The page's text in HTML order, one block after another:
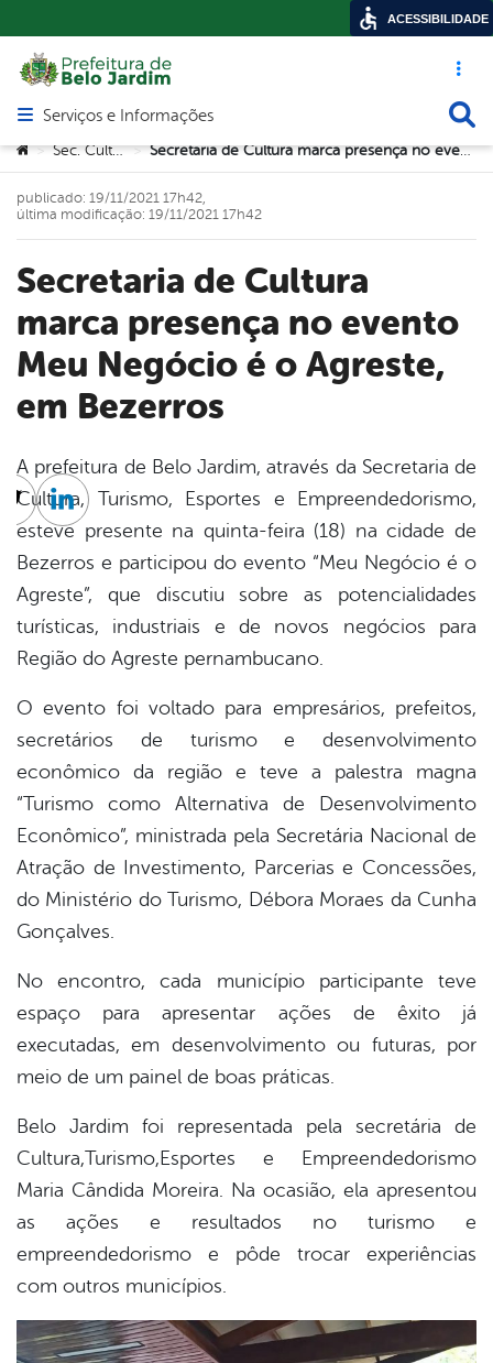
Acesso
Abrir menu principal de navegação
Serviços e Informações
Você está aqui:
> Sec. Cultura > Secretaria de Cultura marca presença no evento Meu Negócio é o Agreste, em Bezerros
Secretaria de Cultura
marca presença no evento
Meu Negócio é o Agreste,
em Bezerros
publicado: 19/11/2021 17h42,
última modificação: 19/11/2021 17h42
A prefeitura de Belo Jardim, através da Secretaria de
Cultura, Turismo, Esportes e Empreendedorismo,
esteve presente na quinta-feira (18) na cidade de
Bezerros e participou do evento “Meu Negócio é o
Agreste”, que discutiu sobre as potencialidades
turísticas, industriais e de novos negócios para
Região do Agreste pernambucano.
O evento foi voltado para empresários, prefeitos,
secretários de turismo e desenvolvimento
econômico da região e teve a palestra magna
“Turismo como Alternativa de Desenvolvimento
Econômico”, ministrada pela Secretária Nacional de
Atração de Investimento, Parcerias e Concessões,
do Ministério do Turismo, Débora Moraes da Cunha
Gonçalves.
No encontro, cada município participante teve
espaço para apresentar ações de êxito já
executadas, em desenvolvimento ou futuras, por
meio de um painel de boas práticas.
Belo Jardim foi representada pela secretária de
Cultura,Turismo,Esportes e Empreendedorismo
Maria Cândida Moreira. Na ocasião, ela apresentou
as ações e resultados no turismo e
empreendedorismo e pôde trocar experiências
com outros municípios.
Twitter
Linkedin
ACESSIBILIDADE